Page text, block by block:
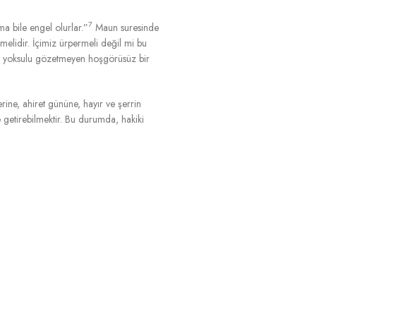
bile engel olurlar.”7 Maun suresinde
İçimiz ürpermeli değil mi bu
yoksulu gözetmeyen hoşgörüsüz bir
ahiret gününe, hayır ve şerrin
getirebilmektir. Bu durumda, hakiki